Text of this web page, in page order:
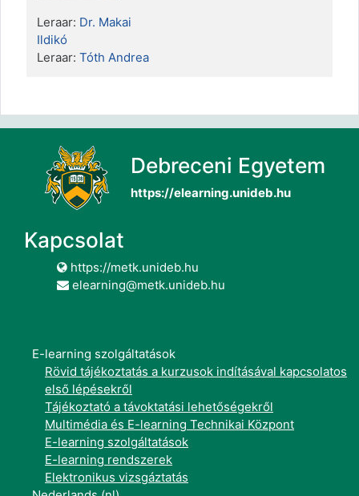
Leraar: Dr. Makai
Ildikó
Leraar: Tóth Andrea
Debreceni Egyetem
https://elearning.unideb.hu
Kapcsolat
https://metk.unideb.hu
elearning@metk.unideb.hu
E-learning szolgáltatások
Rövid tájékoztatás a kurzusok indításával kapcsolatos
első lépésekről
Tájékoztató a távoktatási lehetőségekről
Multimédia és E-learning Technikai Központ
E-learning szolgáltatások
E-learning rendszerek
Elektronikus vizsgáztatás